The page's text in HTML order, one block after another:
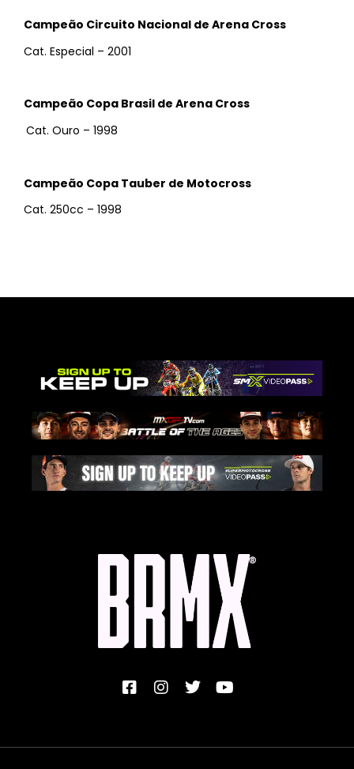
Campeão Circuito Nacional de Arena Cross
Cat. Especial – 2001
Campeão Copa Brasil de Arena Cross
Cat. Ouro – 1998
Campeão Copa Tauber de Motocross
Cat. 250cc – 1998